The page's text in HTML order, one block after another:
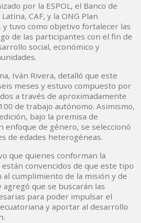
por la ESPOL, el Banco de
CAF, y la ONG Plan
y tuvo como objetivo fortalecer las
de las participantes con el fin de
social, económico y
Iván Rivera, detalló que este
meses y estuvo compuesto por
a través de aproximadamente
de trabajo autónomo. Asimismo,
bajo la premisa de
enfoque de género, se seleccionó
de edades heterogéneas.
que quienes conforman la
convencidos de que este tipo
cumplimiento de la misión y de
agregó que se buscarán las
para poder impulsar el
y aportar al desarrollo